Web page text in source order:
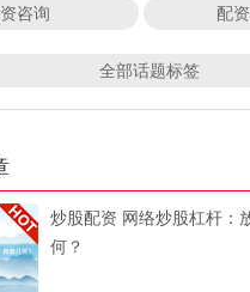
咨询 配
全部话题标签
炒股配资 网络炒股杠杆：
何？